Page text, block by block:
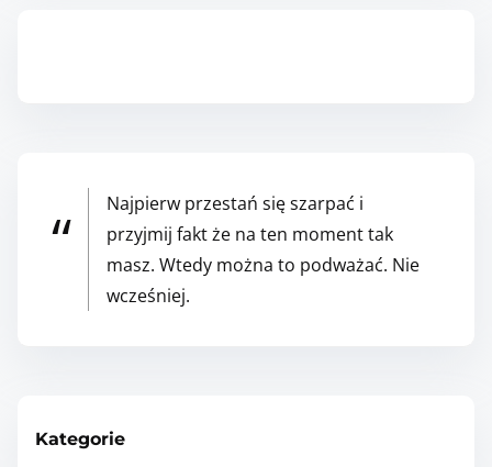
Najpierw przestań się szarpać i
przyjmij fakt że na ten moment tak
masz. Wtedy można to podważać. Nie
wcześniej.
Kategorie